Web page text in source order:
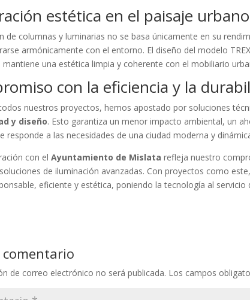
estética en el paisaje urbano
de columnas y luminarias no se basa únicamente en su
armónicamente con el entorno. El diseño del modelo
mantiene una estética limpia y coherente con el mobiliario
con la eficiencia y la
nuestros proyectos, hemos apostado por soluciones
y diseño. Esto garantiza un menor impacto ambiental, un
responde a las necesidades de una ciudad moderna y
con elAyuntamiento de Mislata refleja nuestro
de iluminación avanzadas. Con proyectos como
eficiente y estética, poniendo la tecnología al servicio
comentario
de correo electrónico no será publicada. Los campos